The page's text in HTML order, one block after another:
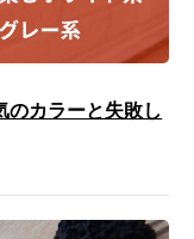
のカラーと失敗し